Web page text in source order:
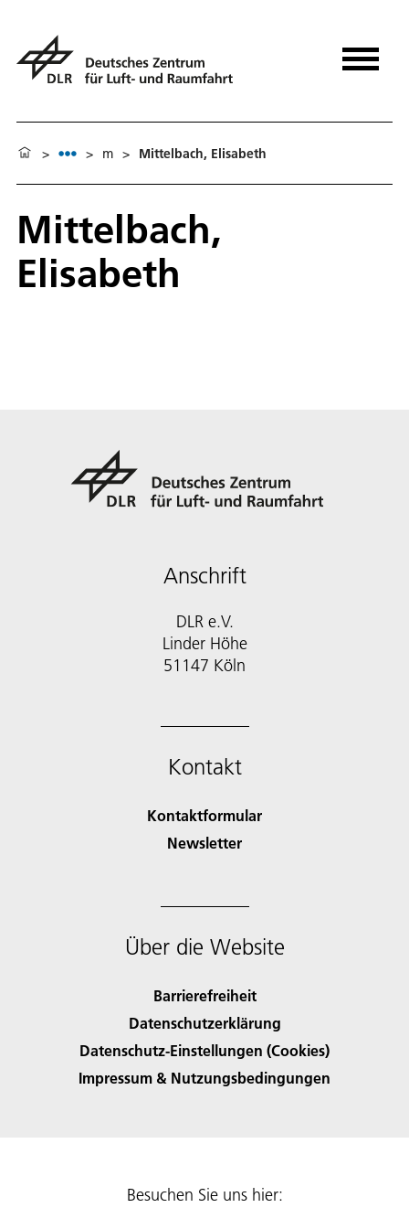
> > m > Mittelbach, Elisabeth
Mittelbach,
Elisabeth
Anschrift
DLR e.V.
Linder Höhe
51147 Köln
Kontakt
Kontaktformular
Newsletter
Über die Website
Barrierefreiheit
Datenschutzerklärung
Datenschutz-Einstellungen (Cookies)
Impressum & Nutzungsbedingungen
Besuchen Sie uns hier: